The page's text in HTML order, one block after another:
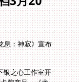
息：神寂》宣布
银之心工作室开
卡牌产品，《龙
设计方面比较有
年上线海外市